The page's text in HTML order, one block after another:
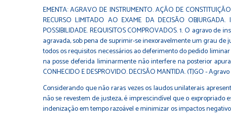
EMENTA: AGRAVO DE INSTRUMENTO. AÇÃO DE
RECURSO LIMITADO AO EXAME DA DECISÃO
POSSIBILIDADE. REQUISITOS COMPROVADOS. 1. O agravo
agravada, sob pena de suprimir-se inexoravelmente um grau de
todos os requisitos necessários ao deferimento do pedido
na posse deferida liminarmente não interfere na posterior
CONHECIDO E DESPROVIDO. DECISÃO MANTIDA. (TJGO -
Considerando que não raras vezes os laudos unilaterais
não se revestem de justeza, é imprescindível que o
indenização em tempo razoável e minimizar os impactos